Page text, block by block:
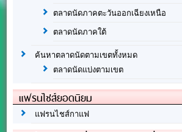
ตลาดนัดภาคตะวันออกเฉียงเหนือ
ตลาดนัดภาคใต้
ค้นหาตลาดนัดตามเขตทั้งหมด
ตลาดนัดแบ่งตามเขต
แฟรนไชส์ยอดนิยม
แฟรนไชส์กาแฟ